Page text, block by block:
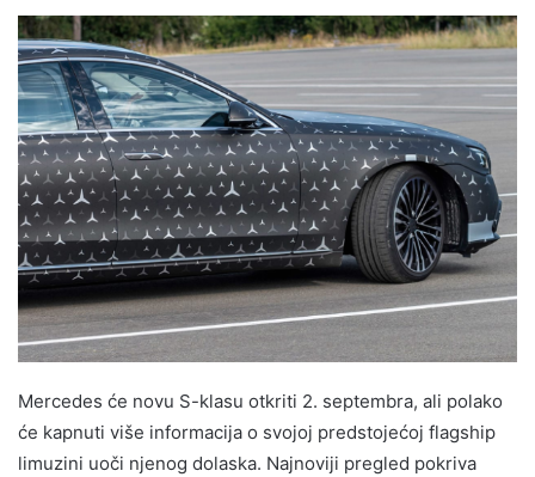
Mercedes će novu S-klasu otkriti 2. septembra, ali polako
će kapnuti više informacija o svojoj predstojećoj flagship
limuzini uoči njenog dolaska. Najnoviji pregled pokriva